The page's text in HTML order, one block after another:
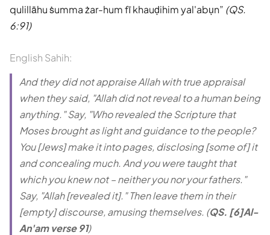
qulillāhu ṡumma żar-hum fī khauḍihim yal'abụn (QS.
6:91)
English Sahih:
And they did not appraise Allah with true appraisal
when they said, "Allah did not reveal to a human being
anything." Say, "Who revealed the Scripture that
Moses brought as light and guidance to the people?
You [Jews] make it into pages, disclosing [some of] it
and concealing much. And you were taught that
which you knew not – neither you nor your fathers."
Say, "Allah [revealed it]." Then leave them in their
[empty] discourse, amusing themselves. (QS. [6]Al-
An'am verse 91)